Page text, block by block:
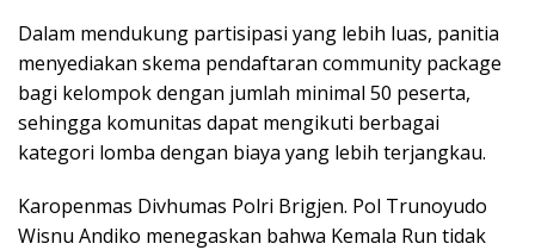
Dalam mendukung partisipasi yang lebih luas, panitia
menyediakan skema pendaftaran community package
bagi kelompok dengan jumlah minimal 50 peserta,
sehingga komunitas dapat mengikuti berbagai
kategori lomba dengan biaya yang lebih terjangkau.
Karopenmas Divhumas Polri Brigjen. Pol Trunoyudo
Wisnu Andiko menegaskan bahwa Kemala Run tidak